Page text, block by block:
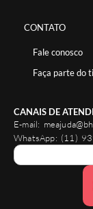
CONTATO
Fale conosco
Faça parte do
CANAIS DE
E-mail:
WhatsApp: (11)